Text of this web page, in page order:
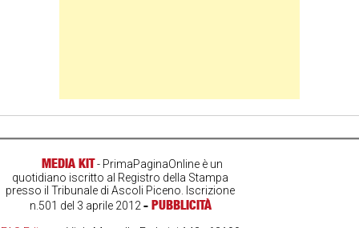
MEDIA KIT- PrimaPaginaOnline è un
quotidiano iscritto al Registro della Stampa
presso il Tribunale di Ascoli Piceno. Iscrizione
n.501 del 3 aprile 2012 - PUBBLICITÀ